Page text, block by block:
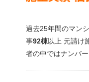
過去25年間のマン
事92棟以上 元請け
者の中ではナンバ